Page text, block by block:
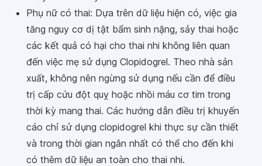
Phụ nữ có thai: Dựa trên dữ liệu hiện có, việc gia
tăng nguy cơ dị tật bẩm sinh nặng, sảy thai hoặc
các kết quả có hại cho thai nhi không liên quan
đến việc mẹ sử dụng Clopidogrel. Theo nhà sản
xuất, không nên ngừng sử dụng nếu cần để điều
trị cấp cứu đột quỵ hoặc nhồi máu cơ tim trong
thời kỳ mang thai. Các hướng dẫn điều trị khuyến
cáo chỉ sử dụng clopidogrel khi thực sự cần thiết
và trong thời gian ngắn nhất có thể cho đến khi
có thêm dữ liệu an toàn cho thai nhi.